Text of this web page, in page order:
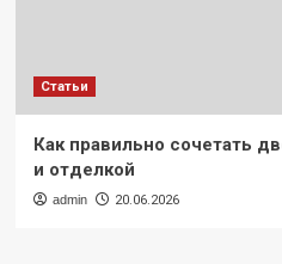
Статьи
Как правильно сочетать
и отделкой
admin 20.06.2026